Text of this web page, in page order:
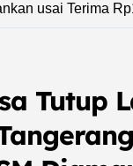
usai Terima
Tutup